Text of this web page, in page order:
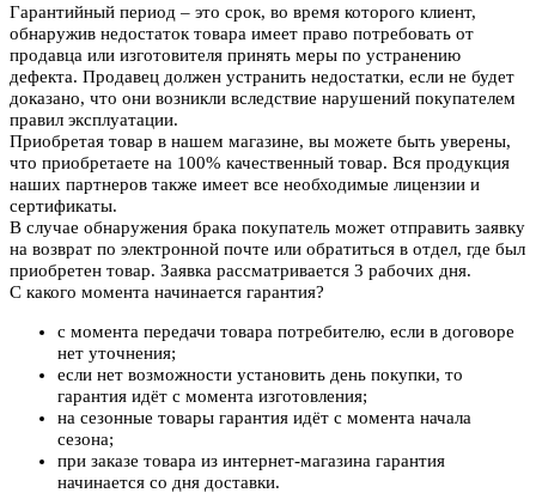
Гарантийный период – это срок, во время которого клиент,
обнаружив недостаток товара имеет право потребовать от
продавца или изготовителя принять меры по устранению
дефекта. Продавец должен устранить недостатки, если не будет
доказано, что они возникли вследствие нарушений покупателем
правил эксплуатации.
Приобретая товар в нашем магазине, вы можете быть уверены,
что приобретаете на 100% качественный товар. Вся продукция
наших партнеров также имеет все необходимые лицензии и
сертификаты.
В случае обнаружения брака покупатель может отправить заявку
на возврат по электронной почте или обратиться в отдел, где был
приобретен товар. Заявка рассматривается 3 рабочих дня.
С какого момента начинается гарантия?
с момента передачи товара потребителю, если в договоре
нет уточнения;
если нет возможности установить день покупки, то
гарантия идёт с момента изготовления;
на сезонные товары гарантия идёт с момента начала
сезона;
при заказе товара из интернет-магазина гарантия
начинается со дня доставки.